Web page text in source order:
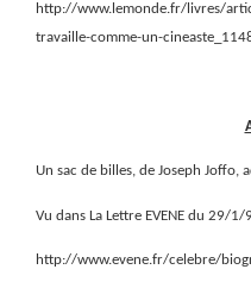
http://www.lemonde.fr/livres/
travaille-comme-un-
Un sac de billes, de Joseph Joffo,
Vu dans La Lettre EVENE du 29/1/
http://www.evene.fr/celebre/